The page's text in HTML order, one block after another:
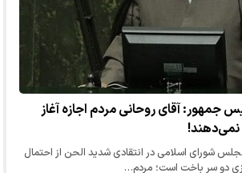
جمهور: آقای روحانی مردم اجازه آغاز
نمی‌دهند!
شورای اسلامی در انتقادی شدید الحن از احتمال
دو سر باخت است؛ مردم…